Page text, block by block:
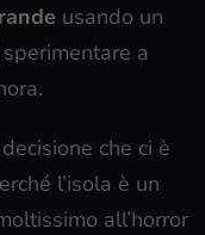
usando un
a
che ci è
l’isola è un
all’horror